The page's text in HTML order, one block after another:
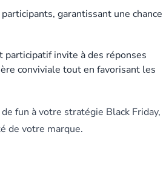
garantissant une chance
invite à des réponses
conviviale tout en favorisant les
fun à votre stratégie Black Friday,
de votre marque.